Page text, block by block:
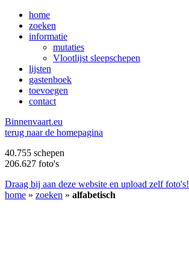
home
zoeken
informatie
mutaties
Vlootlijst sleepschepen
lijsten
gastenboek
toevoegen
contact
Binnenvaart.eu
terug naar de homepagina
40.755 schepen
206.627 foto's
Draag bij aan deze website en upload zelf foto's!
home » zoeken » alfabetisch